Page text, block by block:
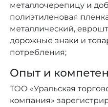
металлочерепицу и
полиэтиленовая
металлический,
дорожные знаки и
потребления;
Опыт и
ТОО «Уральская
компания»